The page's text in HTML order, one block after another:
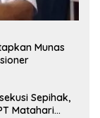
Munas
Sepihak,
Matahari